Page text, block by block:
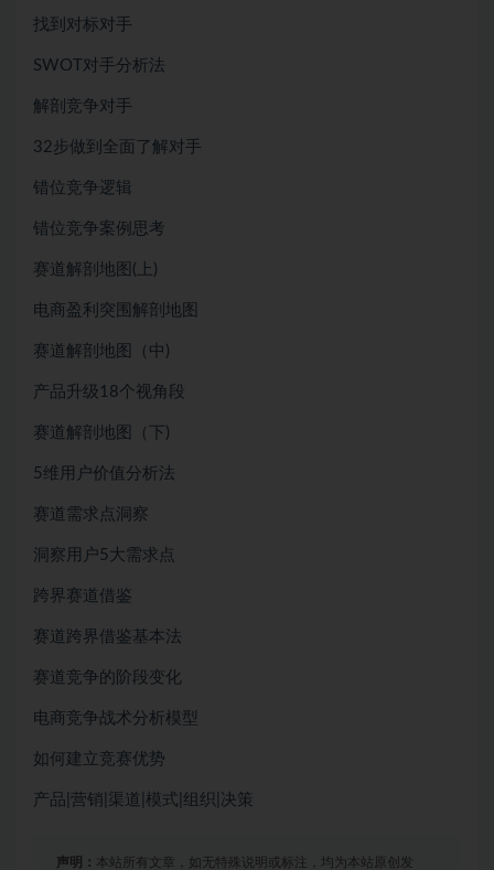
找到对标对手
SWOT对手分析法
解剖竞争对手
32步做到全面了解对手
错位竞争逻辑
错位竞争案例思考
赛道解剖地图(上)
电商盈利突围解剖地图
赛道解剖地图（中)
产品升级18个视角段
赛道解剖地图（下)
5维用户价值分析法
赛道需求点洞察
洞察用户5大需求点
跨界赛道借鉴
赛道跨界借鉴基本法
赛道竞争的阶段变化
电商竞争战术分析模型
如何建立竞赛优势
产品|营销|渠道|模式|组织|决策
声明： 本站所有文章，如无特殊说明或标注，均为本站原创发